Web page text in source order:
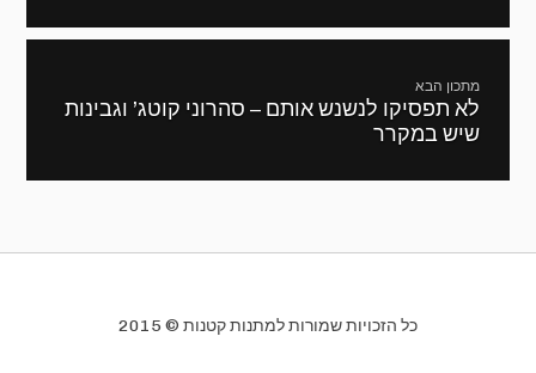
מתכון הבא
המתכון
הבא:
לא תפסיקו לנשנש אותם – סהרוני קוטג’ וגבינות
שיש במקרר
כל הזכויות שמורות למתנות קטנות © 2015